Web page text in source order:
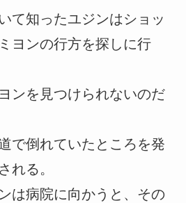
て知ったユジンはショッ
ヨンの行方を探しに行
ンを見つけられないのだ
で倒れていたところを発
れる。
は病院に向かうと、その